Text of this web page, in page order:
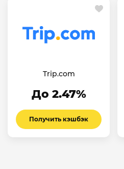
Trip.com
До 2.47%
Получить кэшбэк